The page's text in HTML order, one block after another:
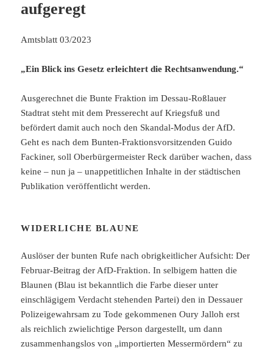
aufgeregt
Amtsblatt 03/2023
„Ein Blick ins Gesetz erleichtert die Rechtsanwendung.“
Ausgerechnet die Bunte Fraktion im Dessau-Roßlauer
Stadtrat steht mit dem Presserecht auf Kriegsfuß und
befördert damit auch noch den Skandal-Modus der AfD.
Geht es nach dem Bunten-Fraktionsvorsitzenden Guido
Fackiner, soll Oberbürgermeister Reck darüber wachen, dass
keine – nun ja – unappetitlichen Inhalte in der städtischen
Publikation veröffentlicht werden.
WIDERLICHE BLAUNE
Auslöser der bunten Rufe nach obrigkeitlicher Aufsicht: Der
Februar-Beitrag der AfD-Fraktion. In selbigem hatten die
Blaunen (Blau ist bekanntlich die Farbe dieser unter
einschlägigem Verdacht stehenden Partei) den in Dessauer
Polizeigewahrsam zu Tode gekommenen Oury Jalloh erst
als reichlich zwielichtige Person dargestellt, um dann
zusammenhangslos von „importierten Messermördern“ zu